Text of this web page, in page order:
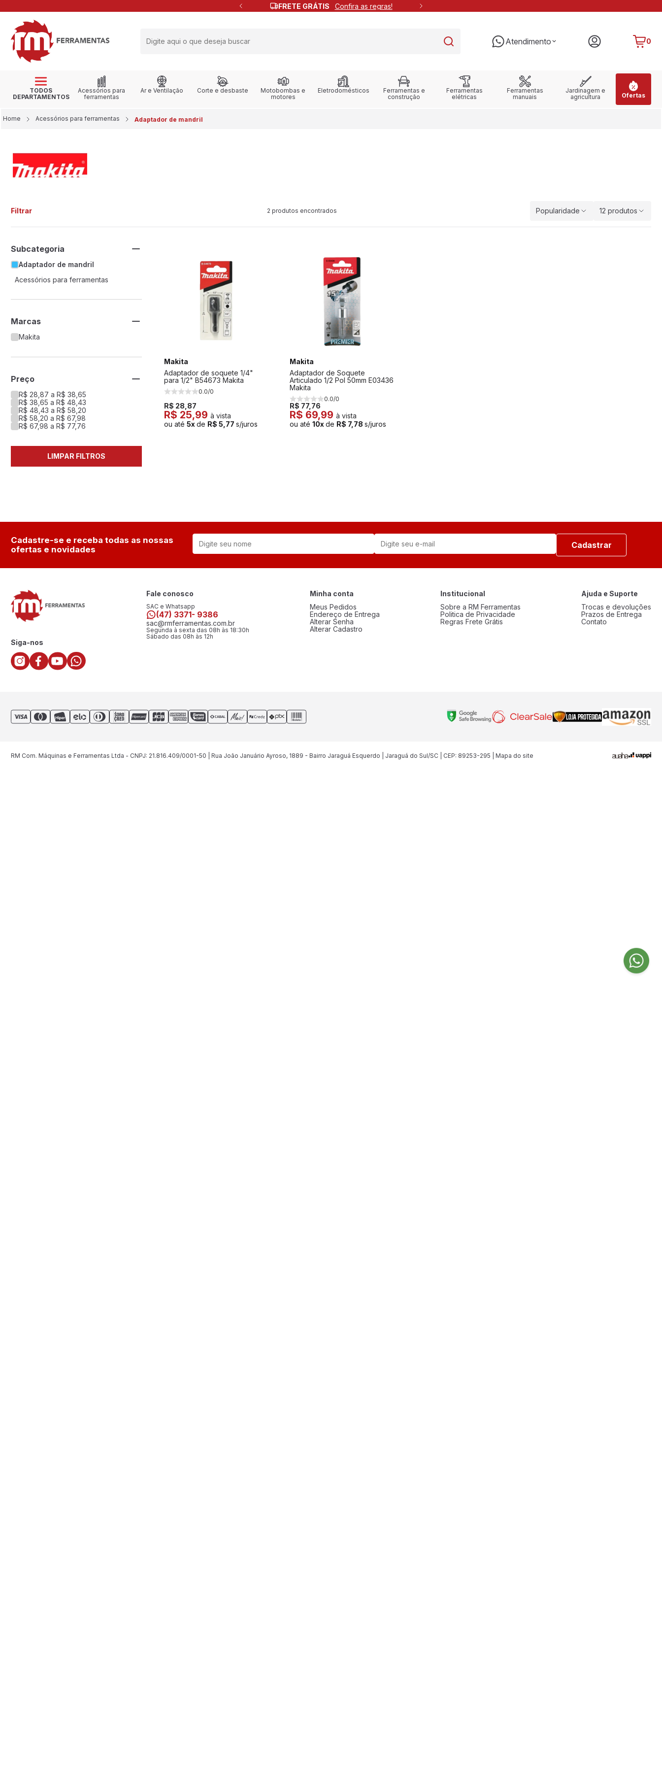
FRETE GRÁTIS Confira as regras!
Atendimento 0
TODOS
DEPARTAMENTOS
Acessórios para
ferramentas
Ar e Ventilação Corte e desbaste
Motobombas e
motores
Eletrodomésticos
Ferramentas e
construção
Ferramentas
elétricas
Ferramentas
manuais
Jardinagem e
agricultura
Ofertas
Home Acessórios para ferramentas Adaptador de mandril
Filtrar 2 produtos encontrados Popularidade 12 produtos
Subcategoria
Adaptador de mandril
Acessórios para ferramentas
Marcas
Makita
Preço
R$ 28,87 a R$ 38,65
R$ 38,65 a R$ 48,43
R$ 48,43 a R$ 58,20
R$ 58,20 a R$ 67,98
R$ 67,98 a R$ 77,76
LIMPAR FILTROS
Makita
Adaptador de soquete 1/4"
para 1/2" B54673 Makita
0.0/0
R$ 28,87
R$ 25,99 à vista
ou até 5x de R$ 5,77 s/juros
Makita
Adaptador de Soquete
Articulado 1/2 Pol 50mm E03436
Makita
0.0/0
R$ 77,76
R$ 69,99 à vista
ou até 10x de R$ 7,78 s/juros
Cadastre-se e receba todas as nossas
ofertas e novidades
Cadastrar
Siga-nos
Fale conosco
SAC e Whatsapp
(47) 3371- 9386
sac@rmferramentas.com.br
Segunda à sexta das 08h às 18:30h
Sábado das 08h às 12h
Minha conta
Meus Pedidos
Endereço de Entrega
Alterar Senha
Alterar Cadastro
Institucional
Sobre a RM Ferramentas
Politica de Privacidade
Regras Frete Grátis
Ajuda e Suporte
Trocas e devoluções
Prazos de Entrega
Contato
RM Com. Máquinas e Ferramentas Ltda - CNPJ: 21.816.409/0001-50 | Rua João Januário Ayroso, 1889 - Bairro Jaraguá Esquerdo | Jaraguá do Sul/SC | CEP: 89253-295 | Mapa do site